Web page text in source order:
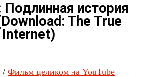
Подлинная история
The True
/ Фильм целиком на YouTube